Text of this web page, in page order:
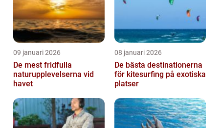
09 januari 2026
De mest fridfulla
naturupplevelserna vid
havet
08 januari 2026
De bästa destinationerna
för kitesurfing på exotiska
platser